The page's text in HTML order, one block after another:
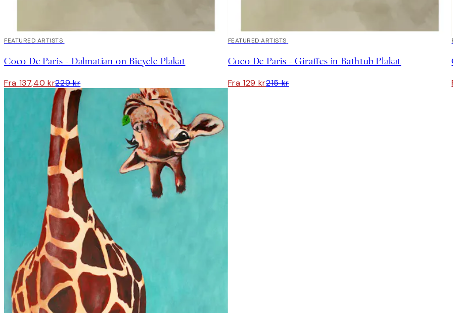
40%*
FEATURED ARTISTS
Coco De Paris - Dalmatian on Bicycle Plakat
Fra 137,40 kr229 kr
40%*
FEATURED ARTISTS
Coco De Paris - Giraffes in Bathtub Plakat
Fra 129 kr215 kr